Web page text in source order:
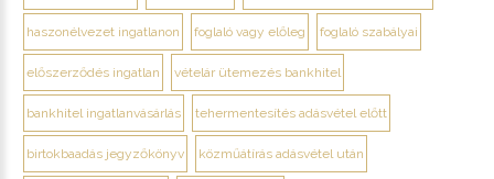
haszonélvezet ingatlanon foglaló vagy előleg foglaló szabályai
előszerződés ingatlan vételár ütemezés bankhitel
bankhitel ingatlanvásárlás tehermentesítés adásvétel előtt
birtokbaadás jegyzőkönyv közműátírás adásvétel után